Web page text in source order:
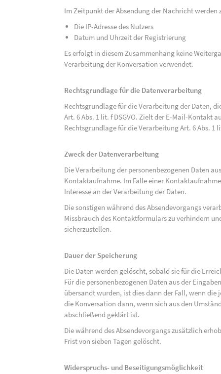
Im Zeitpunkt der Absendung der Nachricht werden
Die IP-Adresse des Nutzers
Datum und Uhrzeit der Registrierung
Es erfolgt in diesem Zusammenhang keine
Verarbeitung der Konversation verwendet.
Rechtsgrundlage für die Datenverarbeitung
Rechtsgrundlage für die Verarbeitung der Daten,
Art. 6 Abs. 1 lit. f DSGVO. Zielt der E-Mail-Kontakt
Rechtsgrundlage für die Verarbeitung Art. 6 Abs. 1
Zweck der Datenverarbeitung
Die Verarbeitung der personenbezogenen Daten
Kontaktaufnahme. Im Falle einer
Interesse an der Verarbeitung der Daten.
Die sonstigen während des Absendevorgangs
Missbrauch des Kontaktformulars zu verhindern
sicherzustellen.
Dauer der Speicherung
Die Daten werden gelöscht, sobald sie für die
Für die personenbezogenen Daten aus der
übersandt wurden, ist dies dann der Fall, wenn
die Konversation dann, wenn sich aus den
abschließend geklärt ist.
Die während des Absendevorgangs zusätzlich
Frist von sieben Tagen gelöscht.
Widerspruchs- und Beseitigungsmöglichkeit